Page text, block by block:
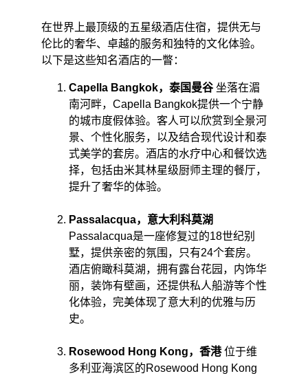
在世界上最顶级的五星级酒店住宿，提供无与
伦比的奢华、卓越的服务和独特的文化体验。
以下是这些知名酒店的一瞥：​
Capella Bangkok，泰国曼谷 坐落在湄
南河畔，Capella Bangkok提供一个宁静
的城市度假体验。客人可以欣赏到全景河
景、个性化服务，以及结合现代设计和泰
式美学的套房。酒店的水疗中心和餐饮选
择，包括由米其林星级厨师主理的餐厅，
提升了奢华的体验。
Passalacqua，意大利科莫湖
Passalacqua是一座修复过的18世纪别
墅，提供亲密的氛围，只有24个套房。
酒店俯瞰科莫湖，拥有露台花园，内饰华
丽，装饰有壁画，还提供私人船游等个性
化体验，完美体现了意大利的优雅与历
史。
Rosewood Hong Kong，香港 位于维
多利亚海滨区的Rosewood Hong Kong